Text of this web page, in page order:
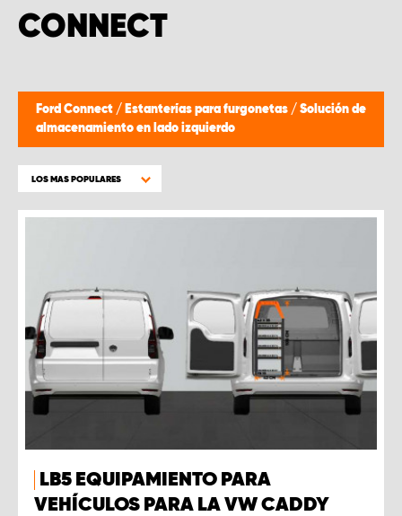
CONNECT
Ford Connect / Estanterías para furgonetas / Solución de
almacenamiento en lado izquierdo
LOS MAS POPULARES
LB5 EQUIPAMIENTO PARA
VEHÍCULOS PARA LA VW CADDY